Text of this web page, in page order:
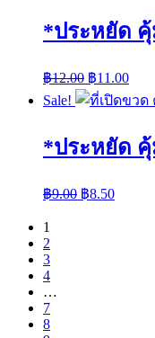
*ประหยัด
฿12.00 ฿11.00
Sale!
*ประหยัด
฿9.00 ฿8.50
1
2
3
4
…
7
8